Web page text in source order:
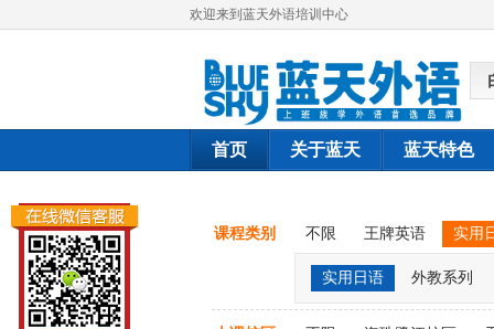
欢迎来到蓝天外语培训中心
首页 关于蓝天 蓝天特色
课程类别 不限 王牌英语 实用
实用日语 外教系列